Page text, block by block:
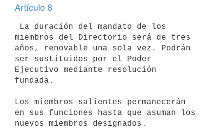
Artículo 8
miembros del Directorio será de tres
años, renovable una sola vez. Podrán
ser sustituidos por el Poder
Ejecutivo mediante resolución
fundada.
Los miembros salientes permanecerán
en sus funciones hasta que asuman los